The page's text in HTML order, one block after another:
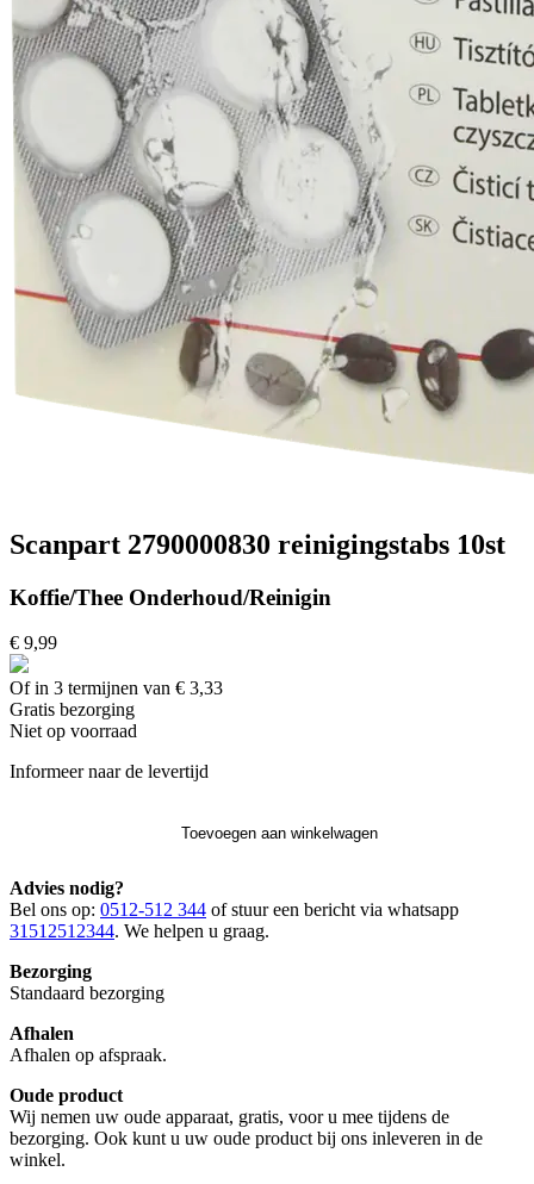
Scanpart 2790000830 reinigingstabs 10st
Koffie/Thee Onderhoud/Reinigin
€ 9,99
Of in 3 termijnen van € 3,33
Gratis bezorging
Niet op voorraad
Informeer naar de levertijd
Toevoegen aan winkelwagen
Advies nodig?
Bel ons op: 0512-512 344 of stuur een bericht via whatsapp
31512512344. We helpen u graag.
Bezorging
Standaard bezorging
Afhalen
Afhalen op afspraak.
Oude product
Wij nemen uw oude apparaat, gratis, voor u mee tijdens de
bezorging. Ook kunt u uw oude product bij ons inleveren in de
winkel.